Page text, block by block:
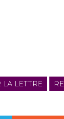
LA LETTRE